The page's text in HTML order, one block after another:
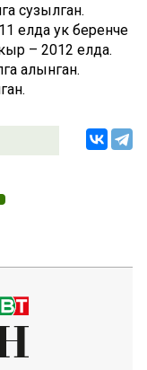
сузылган.
елда ук беренче
– 2012 елда.
алынган.